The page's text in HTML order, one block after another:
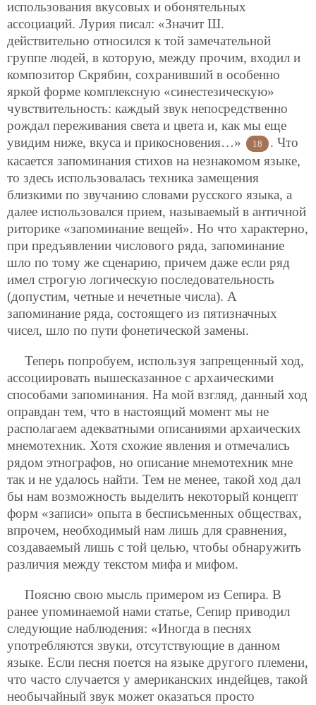
использования вкусовых и обонятельных
ассоциаций. Лурия писал: «Значит Ш.
действительно относился к той замечательной
группе людей, в которую, между прочим, входил и
композитор Скрябин, сохранивший в особенно
яркой форме комплексную «синестезическую»
чувствительность: каждый звук непосредственно
рождал переживания света и цвета и, как мы еще
увидим ниже, вкуса и прикосновения…»
18
. Что
касается запоминания стихов на незнакомом языке,
то здесь использовалась техника замещения
близкими по звучанию словами русского языка, а
далее использовался прием, называемый в античной
риторике «запоминание вещей». Но что характерно,
при предъявлении числового ряда, запоминание
шло по тому же сценарию, причем даже если ряд
имел строгую логическую последовательность
(допустим, четные и нечетные числа). А
запоминание ряда, состоящего из пятизначных
чисел, шло по пути фонетической замены.
Теперь попробуем, используя запрещенный ход,
ассоциировать вышесказанное с архаическими
способами запоминания. На мой взгляд, данный ход
оправдан тем, что в настоящий момент мы не
располагаем адекватными описаниями архаических
мнемотехник. Хотя схожие явления и отмечались
рядом этнографов, но описание мнемотехник мне
так и не удалось найти. Тем не менее, такой ход дал
бы нам возможность выделить некоторый концепт
форм «записи» опыта в бесписьменных обществах,
впрочем, необходимый нам лишь для сравнения,
создаваемый лишь с той целью, чтобы обнаружить
различия между текстом мифа и мифом.
Поясню свою мысль примером из Сепира. В
ранее упоминаемой нами статье, Сепир приводил
следующие наблюдения: «Иногда в песнях
употребляются звуки, отсутствующие в данном
языке. Если песня поется на языке другого племени,
что часто случается у американских индейцев, такой
необычайный звук может оказаться просто